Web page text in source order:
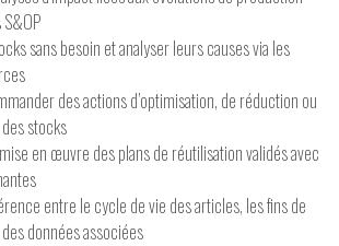
sans besoin et analyser leurs causes via les
des actions d’optimisation, de réduction ou
stocks
en œuvre des plans de réutilisation validés avec
entre le cycle de vie des articles, les fins de
données associées